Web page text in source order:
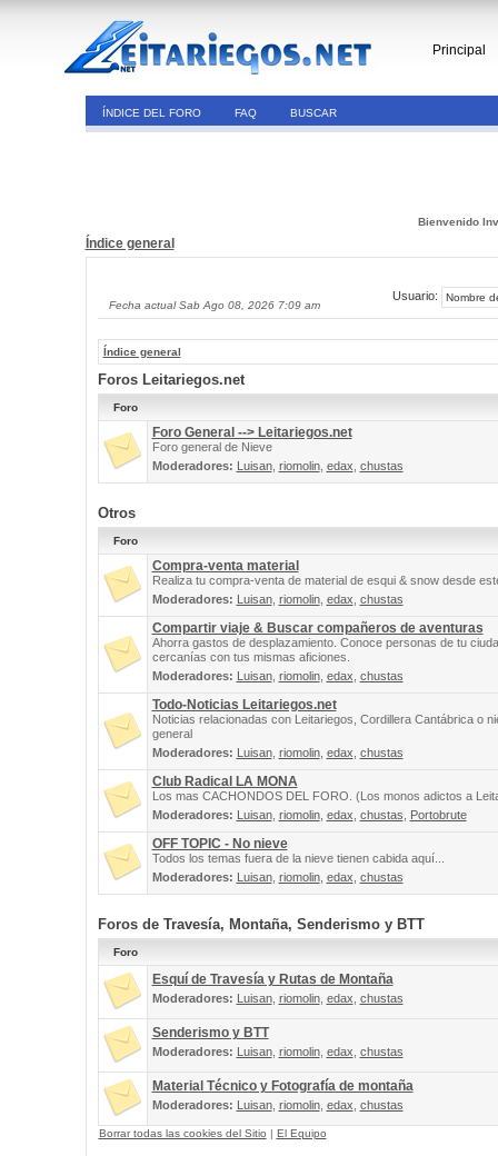
Principal
ÍNDICE DEL FORO FAQ BUSCAR
Bienvenido
Índice general
Fecha actual Sab Ago 08, 2026 7:09 am
Usuario:
Índice general
Foros Leitariegos.net
Foro
Foro General --> Leitariegos.net
Foro general de Nieve
Moderadores: Luisan, riomolin, edax chustas
Otros
Foro
Compra-venta material
Realiza tu compra-venta de material de esqui & snow desde
Moderadores: Luisan, riomolin, edax chustas
Compartir viaje & Buscar compañeros de aventuras
Ahorra gastos de desplazamiento. Conoce personas de tu
cercanías con tus mismas aficiones.
Moderadores: Luisan, riomolin, edax chustas
Todo-Noticias Leitariegos.net
Noticias relacionadas con Leitariegos, Cordillera Cantábrica o
general
Moderadores: Luisan, riomolin, edax chustas
Club Radical LA MONA
Los mas CACHONDOS DEL FORO. (Los monos adictos a
Moderadores: Luisan, riomolin, edax chustas Portobrute
OFF TOPIC - No nieve
Todos los temas fuera de la nieve tienen cabida aquí...
Moderadores: Luisan, riomolin, edax chustas
Foros de Travesía, Montaña, Senderismo y BTT
Foro
Esquí de Travesía y Rutas de Montaña
Moderadores: Luisan, riomolin, edax chustas
Senderismo y BTT
Moderadores: Luisan, riomolin, edax chustas
Material Técnico y Fotografía de montaña
Moderadores: Luisan, riomolin, edax chustas
Borrar todas las cookies del Sitio | El Equipo